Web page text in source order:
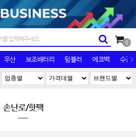
0
우산 보조배터리 텀블러 에코백 수건/
손난로/핫팩